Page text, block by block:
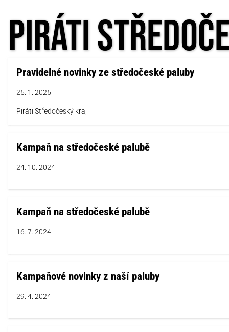
Piráti
Pravidelné novinky ze středočeské paluby
25. 1. 2025
Piráti Středočeský kraj
Kampaň na středočeské palubě
24. 10. 2024
Kampaň na středočeské palubě
16. 7. 2024
Kampaňové novinky z naší paluby
29. 4. 2024